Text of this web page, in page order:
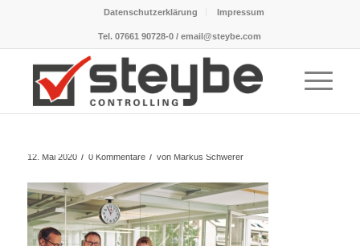
Datenschutzerklärung Impressum
Tel. 07661 90728-0 / email@steybe.com
12. Mai 2020 / 0 Kommentare / von Markus Schwerer